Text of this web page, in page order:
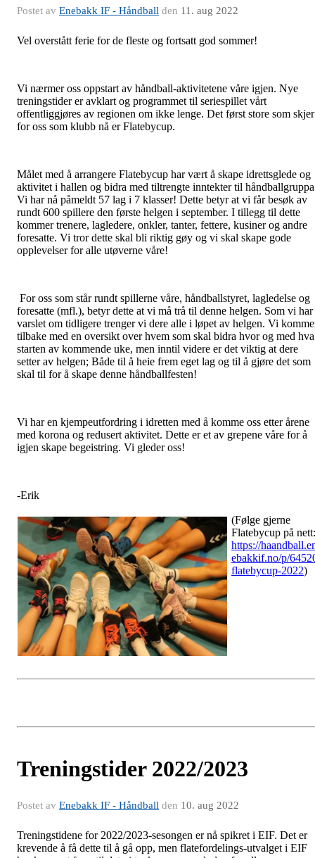
Postet av Enebakk IF - Håndball den 11. aug 2022
Vel overstått ferie for de fleste og fortsatt god sommer!
Vi nærmer oss oppstart av håndball-aktivitetene våre igjen. Nye
treningstider er avklart og programmet til seriespillet vårt
offentliggjøres av regionen om ikke lenge. Det først store som skjer
for oss som klubb nå er Flatebycup.
Målet med å arrangere Flatebycup har vært å skape idrettsglede og
aktivitet i hallen og bidra med tiltrengte inntekter til
Vi har nå påmeldt 57 lag i 7 klasser! Dette betyr at vi får besøk av
rundt 600 spillere den første helgen i september. I tillegg til dette
kommer trenere, lagledere, onkler, tanter, fettere, kusiner og andre
foresatte. Vi tror dette skal bli riktig gøy og vi skal skape gode
opplevelser for alle utøverne våre!
For oss som står rundt spillerne våre, håndballstyret, lagledelse og
foresatte (mfl.), betyr dette at vi må trå til denne helgen. Som vi har
varslet om tidligere trenger vi dere alle i løpet av helgen. Vi
tilbake med en oversikt over hvem som skal bidra hvor og med
starten av kommende uke, men inntil videre er det viktig at dere
setter av helgen; Både til å heie frem eget lag og til å gjøre det som
skal til for å skape denne håndballfesten!
Vi har en kjempeutfordring i idretten med å komme oss etter årene
med korona og redusert aktivitet. Dette er et av grepene våre for å
igjen skape begeistring. Vi gleder oss!
-Erik
(Følge gjerne
Flatebycup på nett:
https://
ebakkif.no/p/
flatebycup-2022)
Treningstider 2022/2023
Postet av Enebakk IF - Håndball den 10. aug 2022
Treningstidene for 2022/2023-sesongen er nå spikret i EIF. Det er
krevende å få dette til å gå opp, men flatefordelings-utvalget i EIF